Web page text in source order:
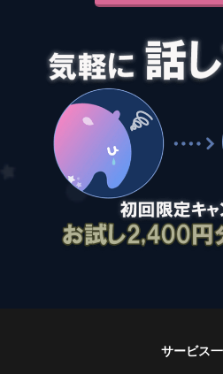
サービス